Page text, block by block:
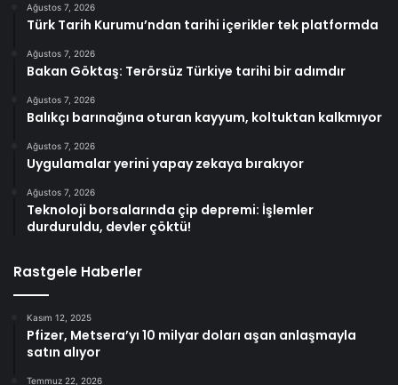
Ağustos 7, 2026
Türk Tarih Kurumu’ndan tarihi içerikler tek platformda
Ağustos 7, 2026
Bakan Göktaş: Terörsüz Türkiye tarihi bir adımdır
Ağustos 7, 2026
Balıkçı barınağına oturan kayyum, koltuktan kalkmıyor
Ağustos 7, 2026
Uygulamalar yerini yapay zekaya bırakıyor
Ağustos 7, 2026
Teknoloji borsalarında çip depremi: İşlemler
durduruldu, devler çöktü!
Rastgele Haberler
Kasım 12, 2025
Pfizer, Metsera’yı 10 milyar doları aşan anlaşmayla
satın alıyor
Temmuz 22, 2026